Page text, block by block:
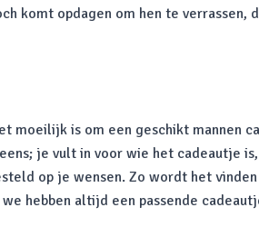
komt opdagen om hen te verrassen,
moeilijk is om een geschikt mannen
je vult in voor wie het cadeautje
op je wensen. Zo wordt het
we hebben altijd een passende